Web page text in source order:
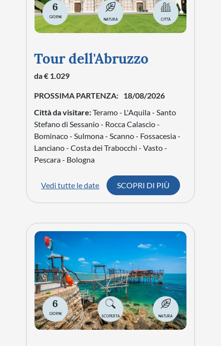
6
GIORNI
NATURA CITTÀ
Tour dell'Abruzzo
da € 1.029
PROSSIMA PARTENZA: 18/08/2026
Città da visitare:Teramo - L'Aquila - Santo
Stefano di Sessanio - Rocca Calascio -
Bominaco - Sulmona - Scanno - Fossacesia -
Lanciano - Costa dei Trabocchi - Vasto -
Pescara - Bologna
Vedi tutte le date SCOPRI DI PIÙ
6
GIORNI
SCOPERTA NATURA